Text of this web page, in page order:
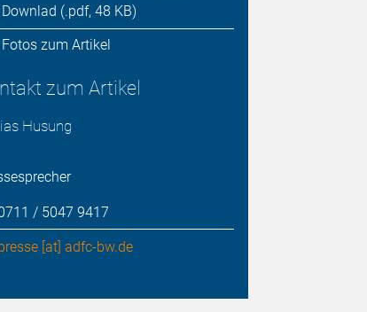
Downlad (.pdf, 48 KB)
Fotos zum Artikel
zum Artikel
Husung
/ 5047 9417
[at] adfc-bw.de